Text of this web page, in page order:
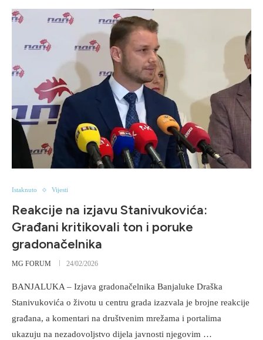
Istaknuto Vijesti
Reakcije na izjavu Stanivukovića:
Građani kritikovali ton i poruke
gradonačelnika
MG FORUM 24/02/2026
BANJALUKA – Izjava gradonačelnika Banjaluke Draška
Stanivukovića o životu u centru grada izazvala je brojne reakcije
građana, a komentari na društvenim mrežama i portalima
ukazuju na nezadovoljstvo dijela javnosti njegovim …